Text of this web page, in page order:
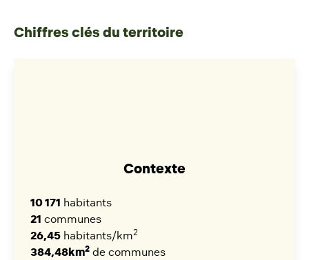
Chiffres clés du territoire
Contexte
10 171 habitants
21 communes
26,45 habitants/km2
384,48km2 de communes